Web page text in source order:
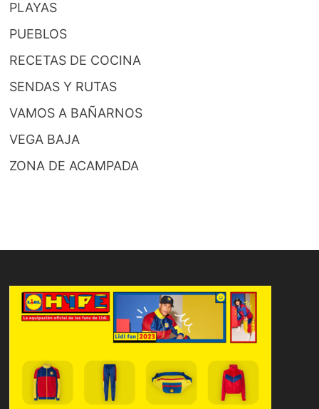
PLAYAS
PUEBLOS
RECETAS DE COCINA
SENDAS Y RUTAS
VAMOS A BAÑARNOS
VEGA BAJA
ZONA DE ACAMPADA